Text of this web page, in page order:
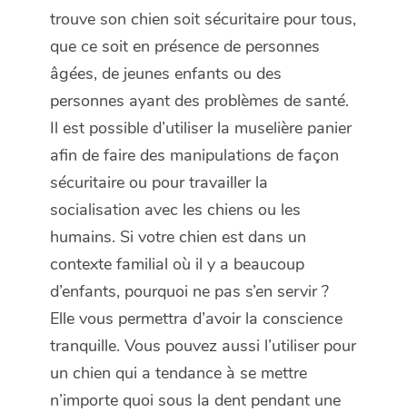
trouve son chien soit sécuritaire pour tous,
que ce soit en présence de personnes
âgées, de jeunes enfants ou des
personnes ayant des problèmes de santé.
Il est possible d’utiliser la muselière panier
afin de faire des manipulations de façon
sécuritaire ou pour travailler la
socialisation avec les chiens ou les
humains. Si votre chien est dans un
contexte familial où il y a beaucoup
d’enfants, pourquoi ne pas s’en servir ?
Elle vous permettra d’avoir la conscience
tranquille. Vous pouvez aussi l’utiliser pour
un chien qui a tendance à se mettre
n’importe quoi sous la dent pendant une